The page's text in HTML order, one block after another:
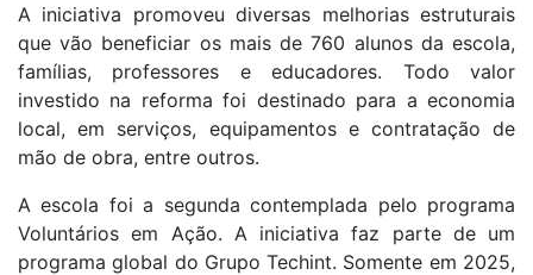
A iniciativa promoveu diversas melhorias estruturais
que vão beneficiar os mais de 760 alunos da escola,
famílias, professores e educadores. Todo valor
investido na reforma foi destinado para a economia
local, em serviços, equipamentos e contratação de
mão de obra, entre outros.
A escola foi a segunda contemplada pelo programa
Voluntários em Ação. A iniciativa faz parte de um
programa global do Grupo Techint. Somente em 2025,